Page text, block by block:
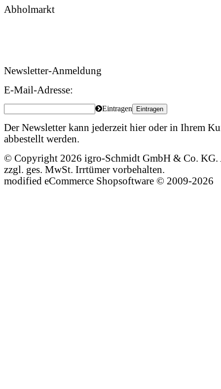
Abholmarkt
Newsletter-Anmeldung
E-Mail-Adresse:
Eintragen Eintragen
Der Newsletter kann jederzeit hier oder in Ihrem
abbestellt werden.
© Copyright 2026 igro-Schmidt GmbH & Co. KG.
zzgl. ges. MwSt. Irrtümer vorbehalten.
modified eCommerce Shopsoftware © 2009-2026